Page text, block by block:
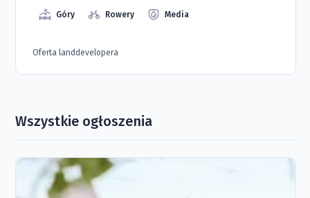
Góry Rowery Media
Oferta landdevelopera
Wszystkie ogłoszenia